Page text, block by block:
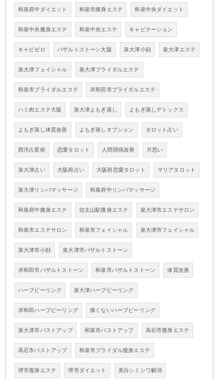
和泉府中ダイエット 和泉市痩身エステ 和泉中央ダイエット
和泉中央痩身エステ 和泉中央エステ キャビテーション
キャビゼロ バザルトストーン大阪 泉大津小顔 泉大津エステ
泉大津フェイシャル 泉大津ブライダルエステ
和泉市ブライダルエステ 岸和田市ブライダルエステ
ハミ肉エステ大阪 泉大津よもぎ蒸し よもぎ蒸しデトックス
よもぎ蒸し体質改善 よもぎ蒸しオプション タロット占い
西洋占星術 恋愛タロット 人間関係改善 片思い
泉大津占い 大阪府占い 大阪府恋愛タロット マリアタロット
泉大津リンパマッサージ 和泉府中リンパマッサージ
和泉府中痩身エステ 信太山駅痩身エステ 泉大津市エステサロン
和泉市エステサロン 和泉市フェイシャル 泉大津市フェイシャル
泉大津市小顔 泉大津市バザルトストーン
岸和田市バザルトストーン 和泉市バザルトストーン 体質改善
ハーブピーリング 泉大津ハーブピーリング
岸和田ハーブピーリング 痛くないハーブピーリング
泉大津市バストアップ 和泉市バストアップ 高石市瘦身エステ
高石市バストアップ 和泉市ブライダル瘦身エステ
堺市瘦身エステ 堺市ダイエット 美白シミシワ解消